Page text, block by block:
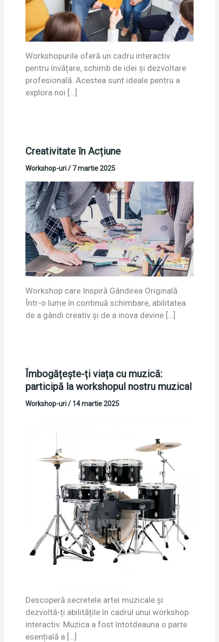
Workshopurile oferă un cadru interactiv
pentru învățare, schimb de idei și dezvoltare
profesională. Acestea sunt ideale pentru a
explora noi […]
Creativitate în Acțiune
Workshop-uri/ 7 martie 2025
Workshop care Inspiră Gândirea Originală
Într-o lume în continuă schimbare, abilitatea
de a gândi creativ și de a inova devine […]
Îmbogățește-ți viața cu muzică:
participă la workshopul nostru muzical
Workshop-uri/ 14 martie 2025
Descoperă secretele artei muzicale și
dezvoltă-ți abilitățile în cadrul unui workshop
interactiv. Muzica a fost întotdeauna o parte
esențială a […]